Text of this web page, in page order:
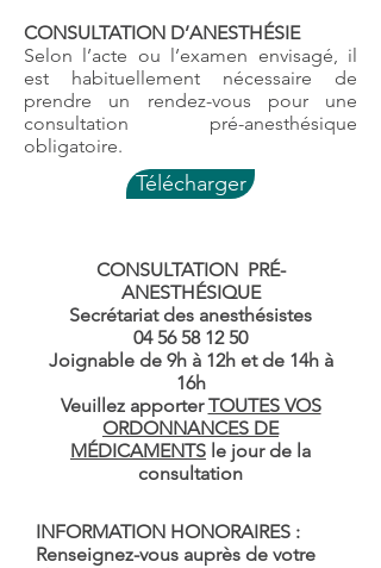
CONSULTATION D’ANESTHÉSIE
Selon l’acte ou l’examen envisagé, il
est habituellement nécessaire de
prendre un rendez-vous pour une
consultation pré-anesthésique
obligatoire.
Télécharger
CONSULTATION PRÉ-
ANESTHÉSIQUE
Secrétariat des anesthésistes
04 56 58 12 50
Joignable de 9h à 12het de 14h à
16h
Veuillez apporterTOUTES VOS
ORDONNANCES DE
MÉDICAMENTS le jour de la
consultation
INFORMATION HONORAIRES :
Renseignez-vous auprès de votre